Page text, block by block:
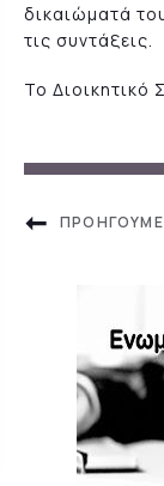
δικαιώματά
τις συντάξεις.
Το Διοικητικό